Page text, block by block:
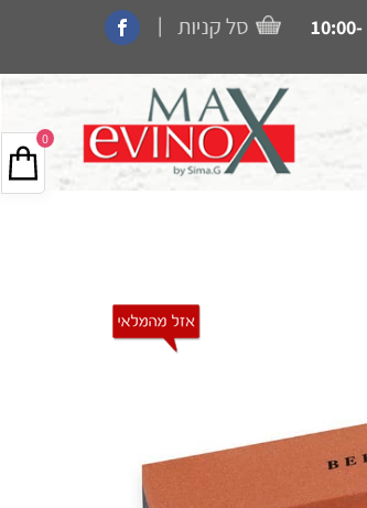
קנייה בחנות, איסוף עצמי, משלוחים ותמיכה זמין בין הימים א’-ה’ בין השעות 10:00-
|
0